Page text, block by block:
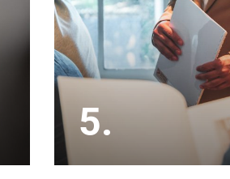
Met inmiddels 20 jaar
kennen wij de lokale
5.